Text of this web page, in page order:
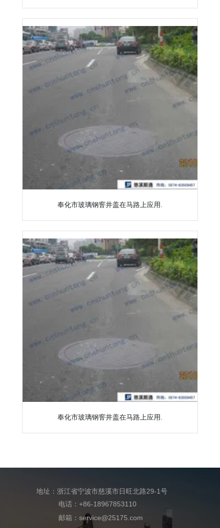
奉化市玻璃钢窨井盖在马路上应用.
奉化市玻璃钢窨井盖在马路上应用.
地址：浙江省宁波市慈溪市日旺北路29-1号
电话：+86-18967853110
邮箱：service@25175.com